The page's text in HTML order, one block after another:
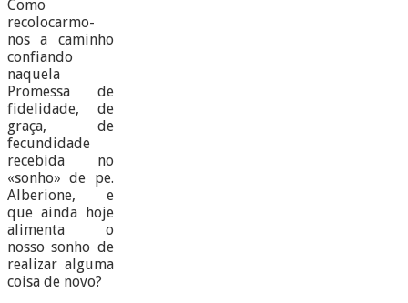
Como
recolocarmo-
nos a caminho
confiando
naquela
Promessa de
fidelidade, de
graça, de
fecundidade
recebida no
«sonho» de pe.
Alberione, e
que ainda hoje
alimenta o
nosso sonho de
realizar alguma
coisa de novo?